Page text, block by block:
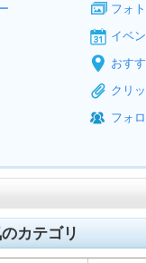
フォ
イベ
おす
クリ
フォ
カテゴリ